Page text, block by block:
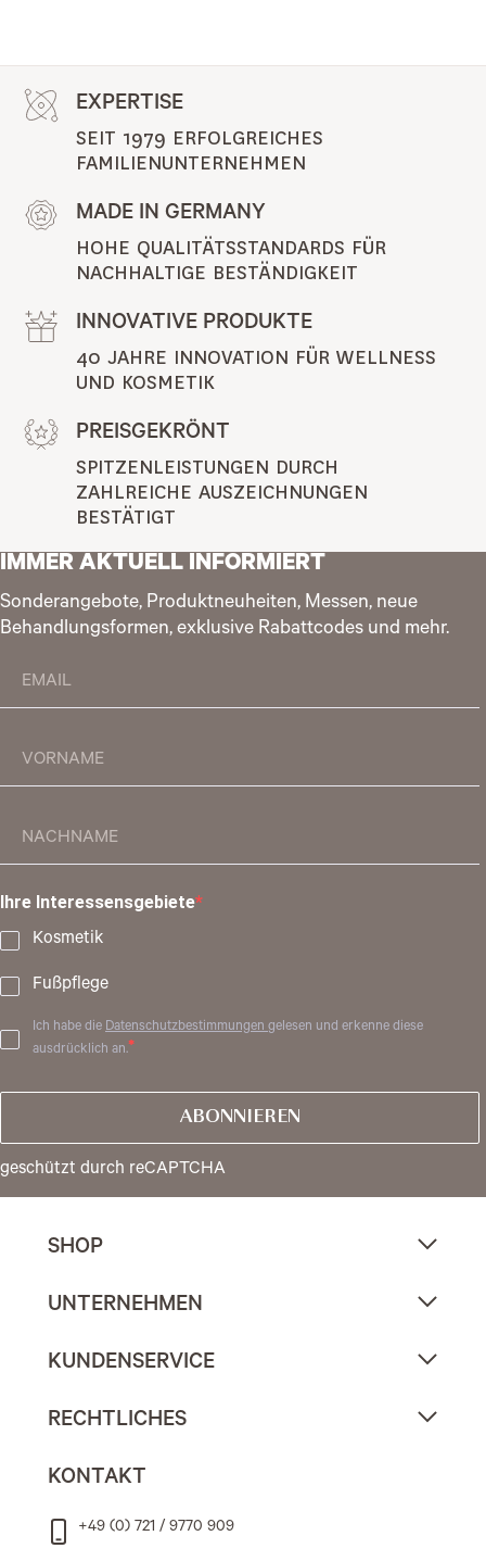
EXPERTISE
SEIT 1979 ERFOLGREICHES
FAMILIENUNTERNEHMEN
MADE IN GERMANY
HOHE QUALITÄTSSTANDARDS FÜR
NACHHALTIGE BESTÄNDIGKEIT
INNOVATIVE PRODUKTE
40 JAHRE INNOVATION FÜR WELLNESS
UND KOSMETIK
PREISGEKRÖNT
SPITZENLEISTUNGEN DURCH
ZAHLREICHE AUSZEICHNUNGEN
BESTÄTIGT
IMMER AKTUELL INFORMIERT
Sonderangebote, Produktneuheiten, Messen, neue
Behandlungsformen, exklusive Rabattcodes und mehr.
Ihre Interessensgebiete
Kosmetik
Fußpflege
Ich habe die Datenschutzbestimmungengelesen und erkenne diese
ausdrücklich an.
ABONNIEREN
geschützt durch reCAPTCHA
SHOP
UNTERNEHMEN
KUNDENSERVICE
RECHTLICHES
KONTAKT
+49 (0) 721 / 9770 909